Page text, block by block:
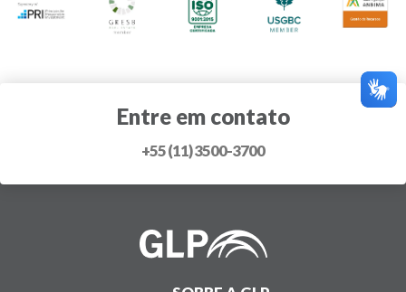
Entre em contato
+55 (11) 3500-3700